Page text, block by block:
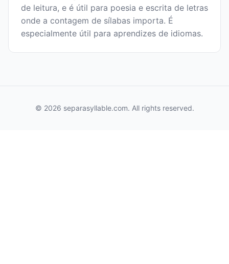
de leitura, e é útil para poesia e escrita de letras
onde a contagem de sílabas importa. É
especialmente útil para aprendizes de idiomas.
© 2026 separasyllable.com. All rights reserved.